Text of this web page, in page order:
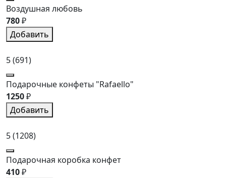
Воздушная любовь
780₽
Добавить
5(691)
Подарочные конфеты "Rafaello"
1250₽
Добавить
5(1208)
Подарочная коробка конфет
410₽